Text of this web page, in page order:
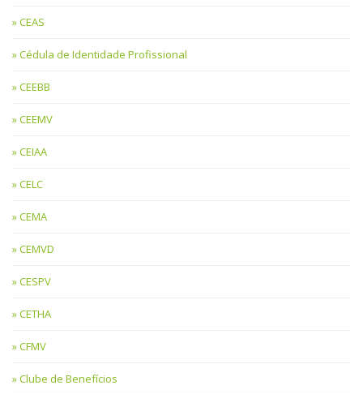
CEAS
Cédula de Identidade Profissional
CEEBB
CEEMV
CEIAA
CELC
CEMA
CEMVD
CESPV
CETHA
CFMV
Clube de Benefícios